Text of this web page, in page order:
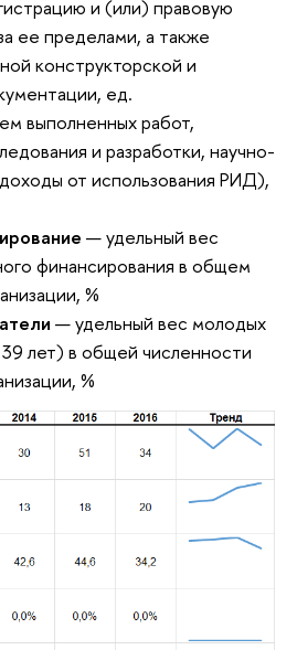
и (или) правовую
ее пределами, а также
конструкторской и
ед.
выполненных работ,
и разработки, научно-
от использования РИД),
— удельный вес
финансирования в общем
%
— удельный вес молодых
лет) в общей численности
%